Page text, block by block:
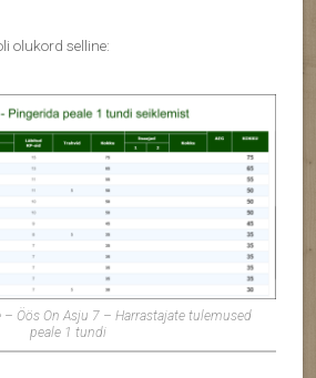
olukord selline:
Öös On Asju 7 – Harrastajate tulemused
peale 1 tundi